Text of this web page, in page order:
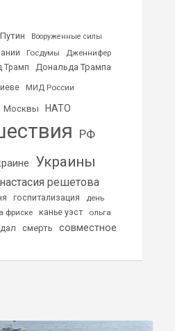
Вооруженные силы
Госдумы
Дженнифер
Трамп Дональда Трампа
МИД России
Москвы НАТО
РФ
Украины
решетова
госпитализация
день
фриске канье уэст
ольга
смерть
совместное